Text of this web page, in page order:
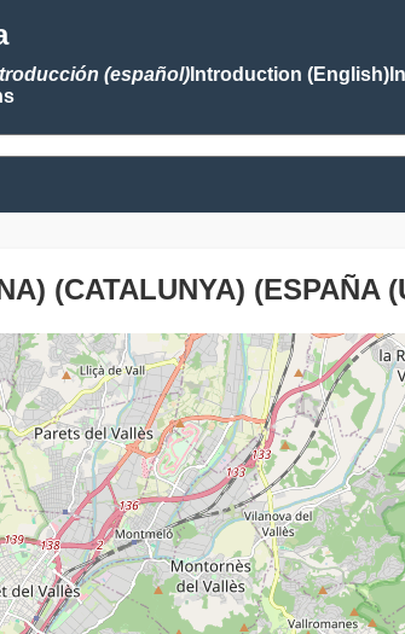
(español)Introduction (English)
(CATALUNYA) (ESPAÑA